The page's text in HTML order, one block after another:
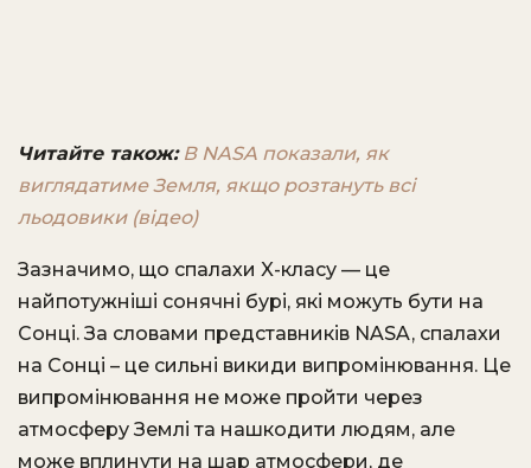
Читайте також: В NASA показали, як
виглядатиме Земля, якщо розтануть всі
льодовики (відео)
Зазначимо, що спалахи X-класу — це
найпотужніші сонячні бурі, які можуть бути на
Сонці. За словами представників NASA, спалахи
на Сонці – це сильні викиди випромінювання. Це
випромінювання не може пройти через
атмосферу Землі та нашкодити людям, але
може вплинути на шар атмосфери, де